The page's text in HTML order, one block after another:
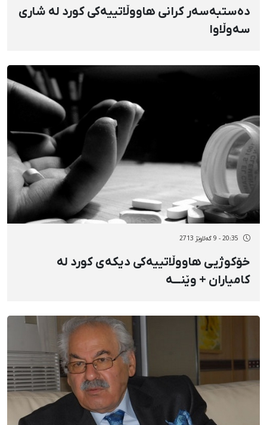
دەستبەسەر کرانی هاووڵاتییەکی کورد لە شاری
سەوڵاوا
20:35 - 9 گەلاوێژ 2713
خۆکوژیی هاووڵاتییەکی دیکەی کورد لە
کامیاران + وێنـــە